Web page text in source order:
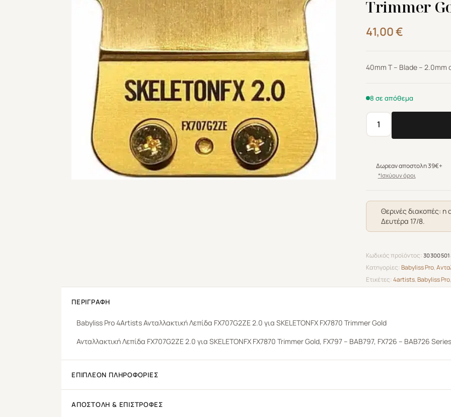
Trimmer
41,00€
40mm T – Blade –
8 σε απόθεμα
Babyliss
Ανταλλακτική
Λεπίδα
2.0
SKELETONFX
FX7870
Gold
ποσότητα
Δωρεαν αποστολη 39€+
*Ισχύουν όροι
Θερινές διακοπές: η
Δευτέρα 17/8.
Κωδικός προϊόντος:
Κατηγορίες:Babyliss Pro,
Ετικέτες:4artists,Babyliss Pro
ΠΕΡΙΓΡΑΦΉ
Babyliss Pro 4ArtistsΑνταλλακτική Λεπίδα FX707G2ZE 2.0 για SKELETONFX FX7870 Trimmer Gold
Ανταλλακτική Λεπίδα FX707G2ZE 2.0 για SKELETONFX FX7870 Trimmer Gold, FX797 – BAB797, FX726 – BAB726 Series
ΕΠΙΠΛΈΟΝ ΠΛΗΡΟΦΟΡΊΕΣ
ΑΠΟΣΤΟΛΉ & ΕΠΙΣΤΡΟΦΈΣ